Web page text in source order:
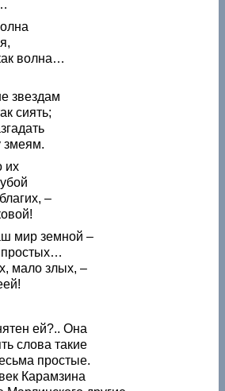
волна…
звездам
сиять;
змеям.
их
–
мир земной –
простых…
мало злых, –
ей?.. Она
слова такие
простые.
Карамзина